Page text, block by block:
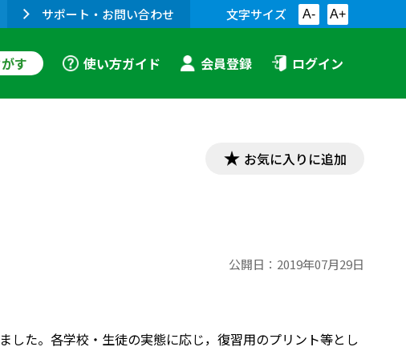
サポート・お問い合わせ 文字サイズ A- A+
す 使い方ガイド 会員登録 ログイン
お気に入りに追加
公開日： 2019年07月29日
た。各学校・生徒の実態に応じ，復習用のプリント等とし